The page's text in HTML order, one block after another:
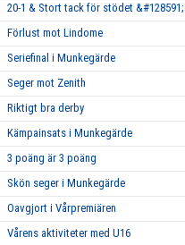
20-1 & Stort tack för stödet &#128591;
Förlust mot Lindome
Seriefinal i Munkegärde
Seger mot Zenith
Riktigt bra derby
Kämpainsats i Munkegärde
3 poäng är 3 poäng
Skön seger i Munkegärde
Oavgjort i Vårpremiären
Vårens aktiviteter med U16